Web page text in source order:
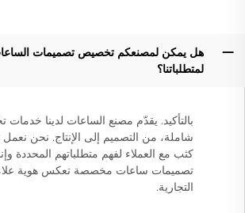
هل يمكن لمصنعكم تخصيص تصميمات
لمتطلباتنا؟
بالتأكيد. يقدّم مصنع الساعات لدينا
شاملة، من التصميم إلى الإنتاج. نحن
كثب مع العملاء لفهم متطلباتهم المحددة
تصميمات ساعات مخصصة تعكس هوية
التجارية.